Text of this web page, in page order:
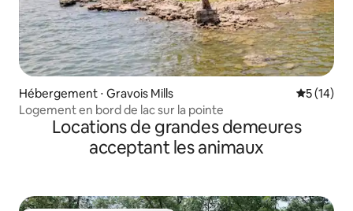
Hébergement ⋅ Gravois Mills
5 (14)
Logement en bord de lac sur la pointe
Locations de grandes demeures
acceptant les animaux